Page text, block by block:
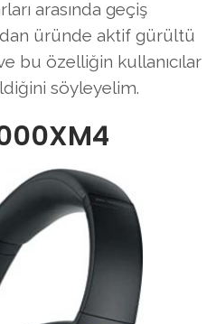
arasında geçiş
üründe aktif gürültü
bu özelliğin kullanıcılar
söyleyelim.